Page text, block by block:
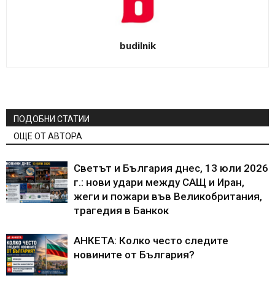
budilnik
ПОДОБНИ СТАТИИ
ОЩЕ ОТ АВТОРА
Светът и България днес, 13 юли 2026
г.: нови удари между САЩ и Иран,
жеги и пожари във Великобритания,
трагедия в Банкок
АНКЕТА: Колко често следите
новините от България?